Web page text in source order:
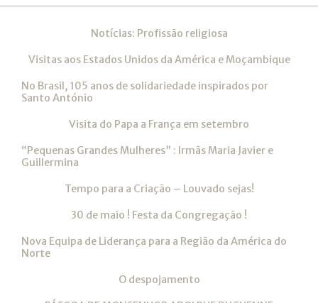
Navegação
Notícias: Profissão religiosa
Visitas aos Estados Unidos da América e Moçambique
No Brasil, 105 anos de solidariedade inspirados por
Santo António
Visita do Papa a França em setembro
“Pequenas Grandes Mulheres” : Irmãs Maria Javier e
Guillermina
Tempo para a Criação – Louvado sejas!
30 de maio ! Festa da Congregação !
Nova Equipa de Liderança para a Região da América do
Norte
O despojamento